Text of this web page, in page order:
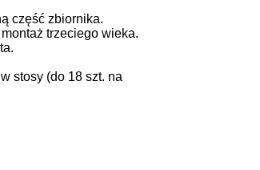
część zbiornika.
trzeciego wieka.
stosy (do 18 szt. na